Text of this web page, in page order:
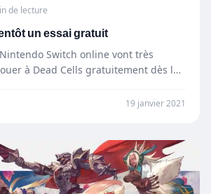
de lecture
un essai gratuit
Switch online vont très
à Dead Cells gratuitement dès le
19 janvier 2021